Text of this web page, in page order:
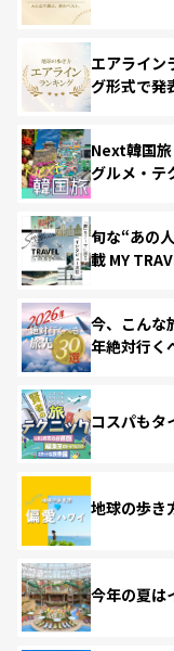
エアライ
グ形式で発
Next韓国
グルメ・テ
旬な“あの
載 MY
今、こんな
年絶対行く
コスパもタ
地球の歩
今年の夏は